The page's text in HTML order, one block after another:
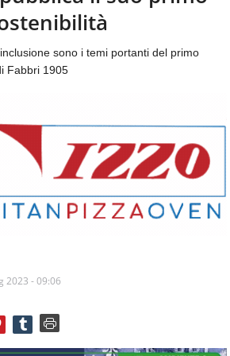
sono i temi portanti del primo
Fabbri 1905
2023 - 09:06